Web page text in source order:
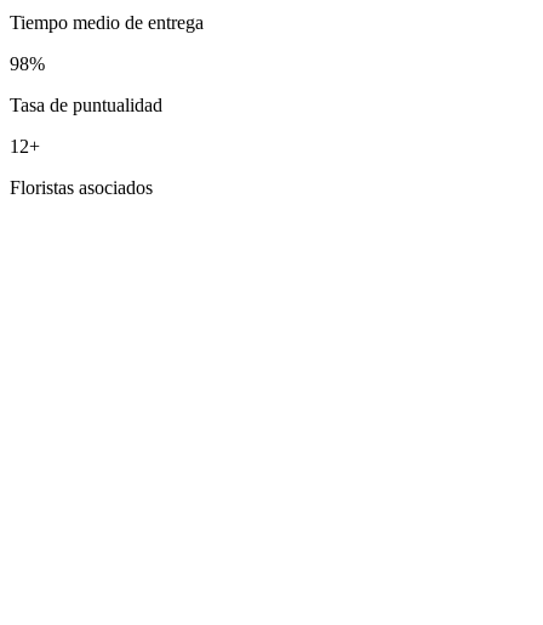
Tiempo medio de entrega
98%
Tasa de puntualidad
12+
Floristas asociados